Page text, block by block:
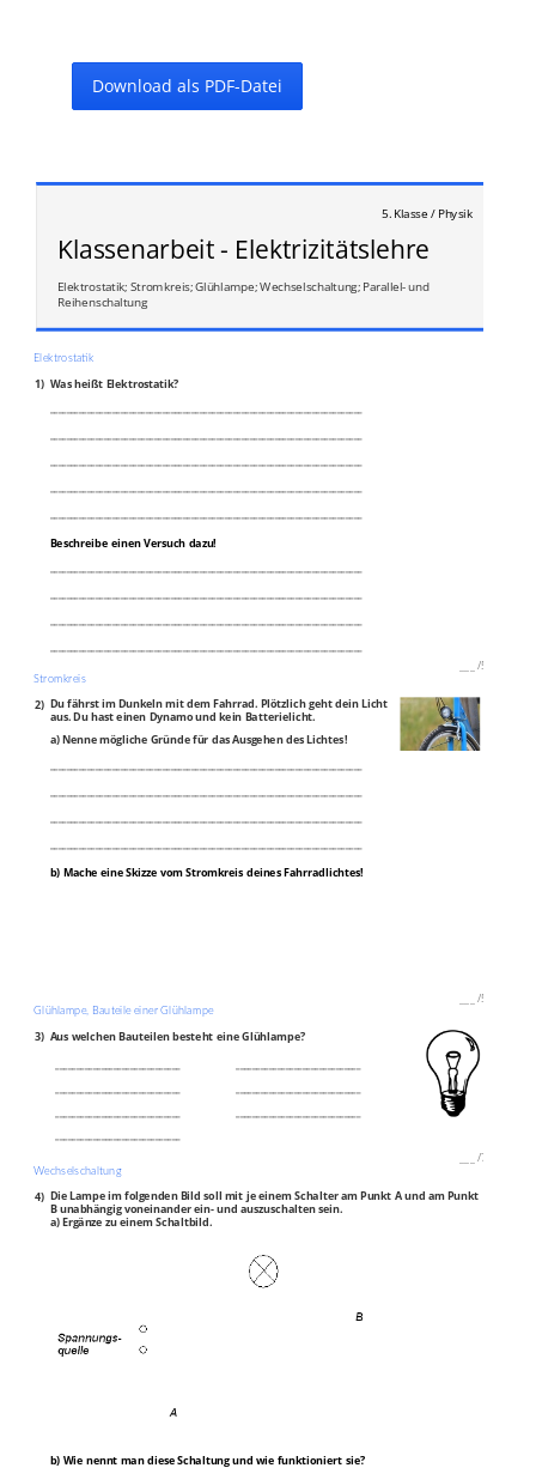
Download als PDF-Datei
5. Klasse / Physik
Klassenarbeit - Elektrizitätslehre
Elektrostatik; Stromkreis; Glühlampe; Wechselschaltung; Parallel- und
Reihenschaltung
Elektrostatik
1) Was heißt Elektrostatik?
Beschreibe einen Versuch dazu!
/5P
Stromkreis
2) Du fährst im Dunkeln mit dem Fahrrad. Plötzlich geht dein Licht
aus. Du hast einen Dynamo und kein Batterielicht.
a) Nenne mögliche Gründe für das Ausgehen des Lichtes!
b) Mache eine Skizze vom Stromkreis deines Fahrradlichtes!
/5P
Glühlampe, Bauteile einer Glühlampe
3) Aus welchen Bauteilen besteht eine Glühlampe?
/7P
Wechselschaltung
4) Die Lampe im folgenden Bild soll mit je einem Schalter am Punkt A und am Punkt
B unabhängig voneinander ein‐ und auszuschalten sein.
a) Ergänze zu einem Schaltbild.
b) Wie nennt man diese Schaltung und wie funktioniert sie?